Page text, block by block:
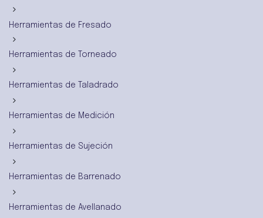
Herramientas de Fresado
Herramientas de Torneado
Herramientas de Taladrado
Herramientas de Medición
Herramientas de Sujeción
Herramientas de Barrenado
Herramientas de Avellanado